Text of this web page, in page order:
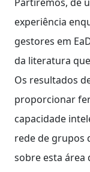
experiência
gestores em
da literatura
Os resultados
proporcionar
capacidade
rede de grupos
sobre esta área